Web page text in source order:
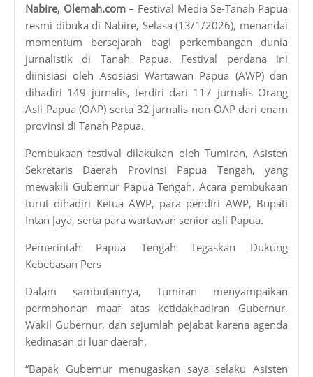
Nabire, Olemah.com– Festival Media Se-Tanah Papua
resmi dibuka di Nabire, Selasa (13/1/2026), menandai
momentum bersejarah bagi perkembangan dunia
jurnalistik di Tanah Papua. Festival perdana ini
diinisiasi oleh Asosiasi Wartawan Papua (AWP) dan
dihadiri 149 jurnalis, terdiri dari 117 jurnalis Orang
Asli Papua (OAP) serta 32 jurnalis non-OAP dari enam
provinsi di Tanah Papua.
Pembukaan festival dilakukan oleh Tumiran, Asisten
Sekretaris Daerah Provinsi Papua Tengah, yang
mewakili Gubernur Papua Tengah. Acara pembukaan
turut dihadiri Ketua AWP, para pendiri AWP, Bupati
Intan Jaya, serta para wartawan senior asli Papua.
Pemerintah Papua Tengah Tegaskan Dukung
Kebebasan Pers
Dalam sambutannya, Tumiran menyampaikan
permohonan maaf atas ketidakhadiran Gubernur,
Wakil Gubernur, dan sejumlah pejabat karena agenda
kedinasan di luar daerah.
“Bapak Gubernur menugaskan saya selaku Asisten